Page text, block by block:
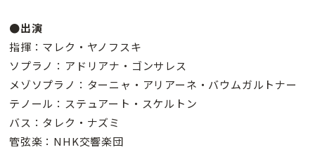
●出演
指揮：マレク・ヤノフスキ
ソプラノ：アドリアナ・ゴンサレス
メゾソプラノ：ターニャ・アリアーネ・バウムガルトナー
テノール：ステュアート・スケルトン
バス：タレク・ナズミ
管弦楽：NHK交響楽団